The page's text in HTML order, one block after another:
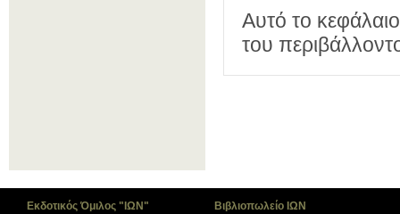
Αυτό το
του
Εκδοτικός Όμιλος "ΙΩΝ"
Βιβλιοπωλείο ΙΩΝ